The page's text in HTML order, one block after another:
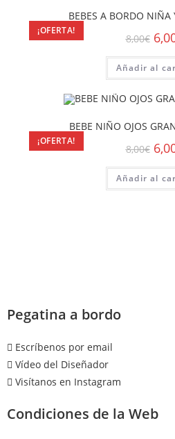
¡OFERTA!
BEBES A BORDO NIÑA
8,00€
Añadir al
¡OFERTA!
BEBE NIÑO OJOS
8,00€
Añadir al
Pegatina a bordo
Escríbenos por email
Vídeo del Diseñador
Visítanos en Instagram
Condiciones de la Web